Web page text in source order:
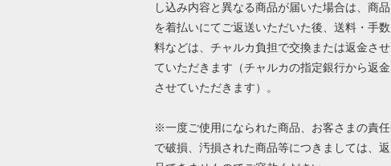
し込み内容と異なる商品が届いた場合は、商品
を着払いにてご返送いただいた後、送料・手数
料などは、チャルカ負担で交換または返金させ
ていただきます（チャルカの指定銀行から返金
させていただきます）。
※一度ご使用になられた商品、お客さまの責任
で破損、汚損された商品等につきましては、返